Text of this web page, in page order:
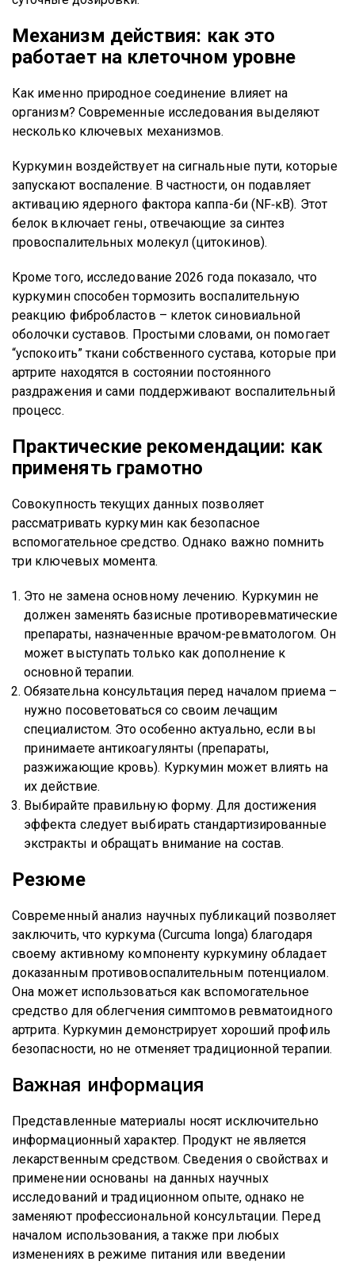
Механизм действия: как это
работает на клеточном уровне
Как именно природное соединение влияет на
организм? Современные исследования выделяют
несколько ключевых механизмов.
Куркумин воздействует на сигнальные пути, которые
запускают воспаление. В частности, он подавляет
активацию ядерного фактора каппа-би (NF‑κB). Этот
белок включает гены, отвечающие за синтез
провоспалительных молекул (цитокинов).
Кроме того, исследование 2026 года показало, что
куркумин способен тормозить воспалительную
реакцию фибробластов – клеток синовиальной
оболочки суставов. Простыми словами, он помогает
“успокоить” ткани собственного сустава, которые при
артрите находятся в состоянии постоянного
раздражения и сами поддерживают воспалительный
процесс.
Практические рекомендации: как
применять грамотно
Совокупность текущих данных позволяет
рассматривать куркумин как безопасное
вспомогательное средство. Однако важно помнить
три ключевых момента.
Это не замена основному лечению. Куркумин не
должен заменять базисные противоревматические
препараты, назначенные врачом-ревматологом. Он
может выступать только как дополнение к
основной терапии.
Обязательна консультация перед началом приема –
нужно посоветоваться со своим лечащим
специалистом. Это особенно актуально, если вы
принимаете антикоагулянты (препараты,
разжижающие кровь). Куркумин может влиять на
их действие.
Выбирайте правильную форму. Для достижения
эффекта следует выбирать стандартизированные
экстракты и обращать внимание на состав.
Резюме
Современный анализ научных публикаций позволяет
заключить, что куркума (Curcuma longa) благодаря
своему активному компоненту куркумину обладает
доказанным противовоспалительным потенциалом.
Она может использоваться как вспомогательное
средство для облегчения симптомов ревматоидного
артрита. Куркумин демонстрирует хороший профиль
безопасности, но не отменяет традиционной терапии.
Важная информация
Представленные материалы носят исключительно
информационный характер. Продукт не является
лекарственным средством. Сведения о свойствах и
применении основаны на данных научных
исследований и традиционном опыте, однако не
заменяют профессиональной консультации. Перед
началом использования, а также при любых
изменениях в режиме питания или введении